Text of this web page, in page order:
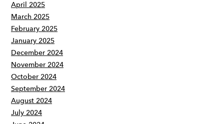
April 2025
March 2025
February 2025
January 2025
December 2024
November 2024
October 2024
September 2024
August 2024
July 2024